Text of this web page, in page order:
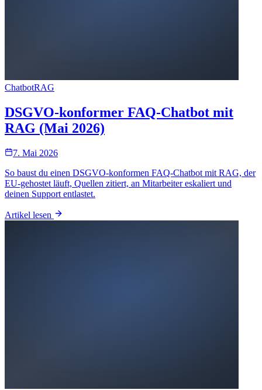
ChatbotRAG
DSGVO-konformer FAQ-Chatbot mit
RAG (Mai 2026)
7. Mai 2026
So baust du einen DSGVO-konformen FAQ-Chatbot mit RAG, der
EU-gehostet läuft, Quellen zitiert, an Mitarbeiter eskaliert und
deinen Support entlastet.
Artikel lesen